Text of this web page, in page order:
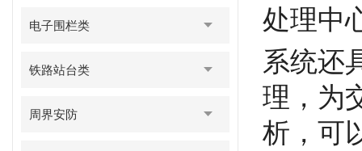
电子围栏类
铁路站台类
周界安防
处理中
系统还
理，为
析，可